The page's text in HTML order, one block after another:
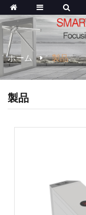
ホーム 製品
製品